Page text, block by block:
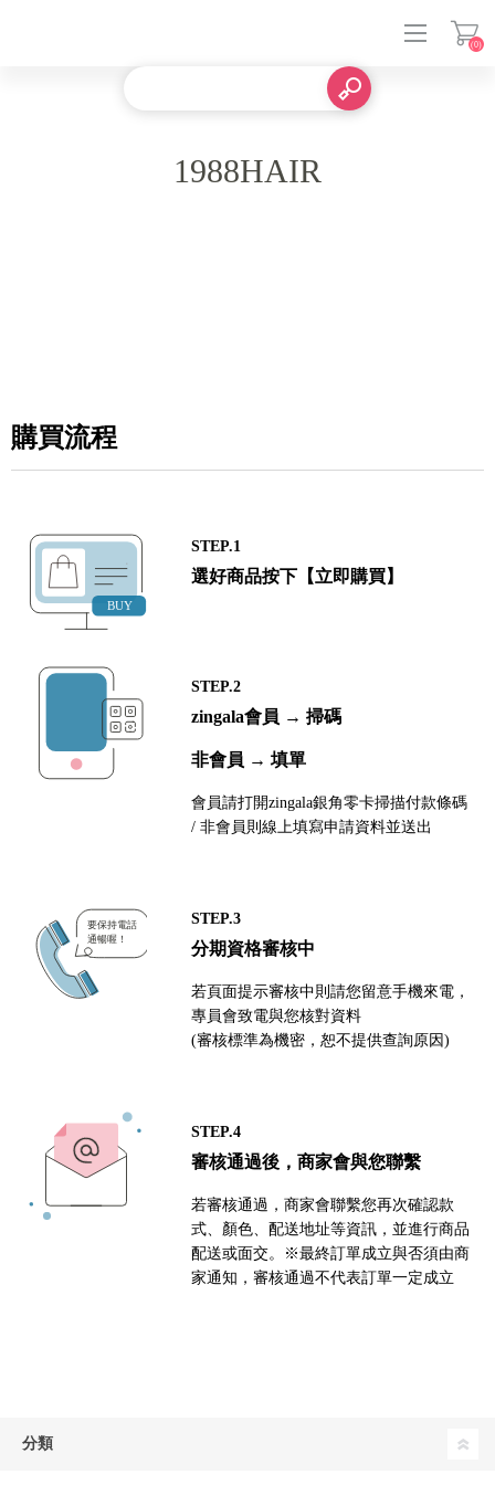
(0)
1988HAIR
購買流程
STEP.1
選好商品按下【立即購買】
STEP.2
zingala會員 → 掃碼
非會員 → 填單
會員請打開zingala銀角零卡掃描付款條碼
/ 非會員則線上填寫申請資料並送出
STEP.3
分期資格審核中
若頁面提示審核中則請您留意手機來電，
專員會致電與您核對資料
(審核標準為機密，恕不提供查詢原因)
STEP.4
審核通過後，商家會與您聯繫
若審核通過，商家會聯繫您再次確認款
式、顏色、配送地址等資訊，並進行商品
配送或面交。※最終訂單成立與否須由商
家通知，審核通過不代表訂單一定成立
分類